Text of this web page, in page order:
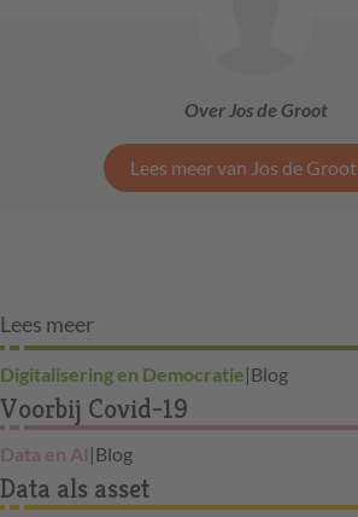
Over Jos de Groot
Lees meer van Jos de Groot
Lees meer
Digitalisering en Democratie|Blog
Voorbij Covid-19
Data en AI |Blog
Data als asset